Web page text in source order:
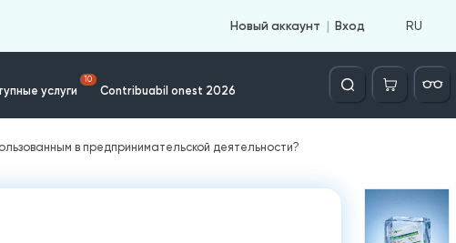
Новый аккаунт Вход RU
услуги
10
Contribuabil onest 2026
Căutare
в предпринимательской деятельности?